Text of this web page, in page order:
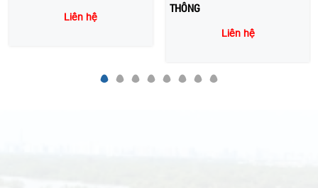
Liên hệ
THÔNG
Liên hệ